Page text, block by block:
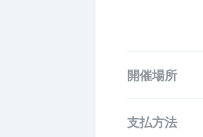
開催場所
支払方法